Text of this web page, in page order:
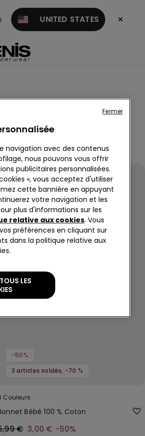
UNITED STATES ×
-50%
3 articles soldés, -70 %
Couleurs
Bébé 100 % Coton
€ 3,00 € -50%
navigation avec des contenus
nous pouvons vous offrir
publicitaires personnalisées.
», vous acceptez d'utiliser
cette bannière en appuyant
votre navigation et les
plus d'informations sur les
relative aux cookies. Vous
préférences en cliquant sur
dans la politique relative aux
LES
Fermer